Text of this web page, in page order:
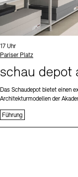
Uhrzeit:
17 Uhr
Standort
Pariser Platz
schau depot
Das Schaudepot bietet einen
Architekturmodellen der
Führung